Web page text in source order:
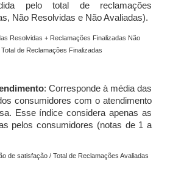
pelo total de reclamações
Não Resolvidas e Não Avaliadas).
Resolvidas + Reclamações Finalizadas Não
de Reclamações Finalizadas
: Corresponde à média das
consumidores com o atendimento
Esse índice considera apenas as
pelos consumidores (notas de 1 a
de satisfação / Total de Reclamações Avaliadas